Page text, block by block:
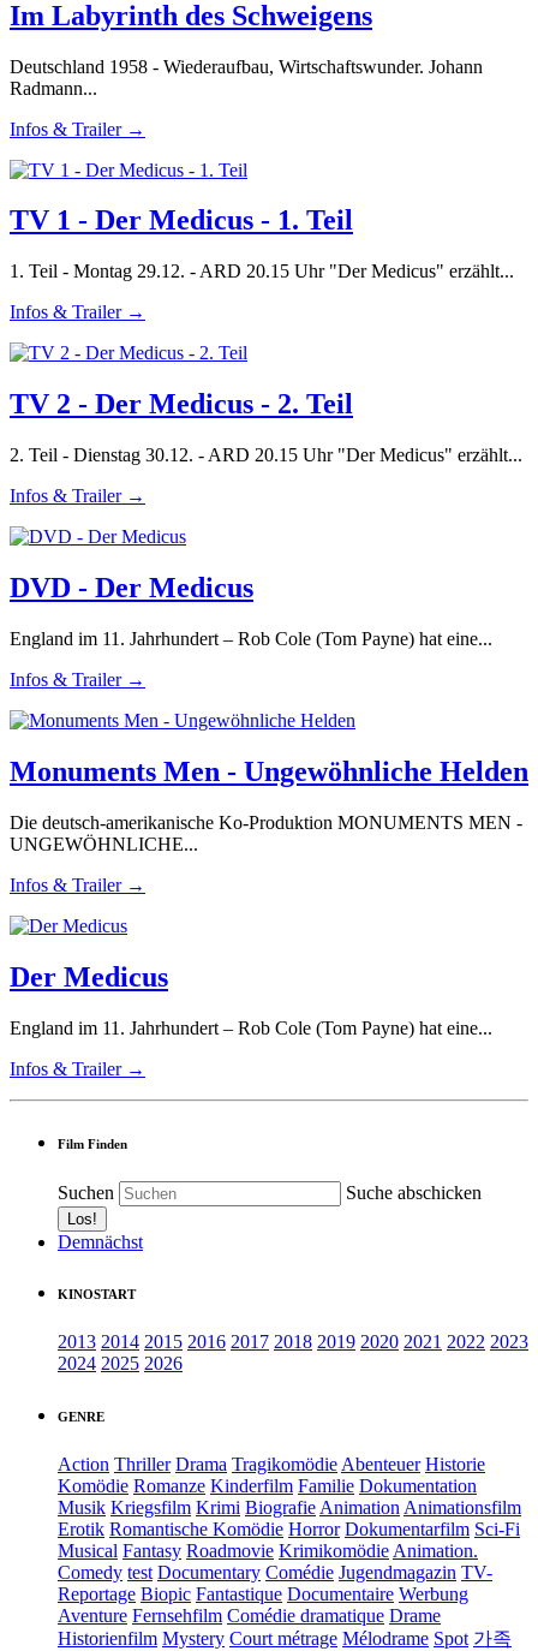
Im Labyrinth des Schweigens
Deutschland 1958 - Wiederaufbau, Wirtschaftswunder. Johann
Radmann...
Infos & Trailer →
TV 1 - Der Medicus - 1. Teil
1. Teil - Montag 29.12. - ARD 20.15 Uhr "Der Medicus" erzählt...
Infos & Trailer →
TV 2 - Der Medicus - 2. Teil
2. Teil - Dienstag 30.12. - ARD 20.15 Uhr "Der Medicus" erzählt...
Infos & Trailer →
DVD - Der Medicus
England im 11. Jahrhundert – Rob Cole (Tom Payne) hat eine...
Infos & Trailer →
Monuments Men - Ungewöhnliche Helden
Die deutsch-amerikanische Ko-Produktion MONUMENTS MEN -
UNGEWÖHNLICHE...
Infos & Trailer →
Der Medicus
England im 11. Jahrhundert – Rob Cole (Tom Payne) hat eine...
Infos & Trailer →
Film Finden
Suchen Suche abschicken
Demnächst
KINOSTART
2013 2014 2015 2016 2017 2018 2019 2020 2021 2022 2023
2024 2025 2026
GENRE
Action Thriller Drama Tragikomödie Abenteuer Historie
Komödie Romanze Kinderfilm Familie Dokumentation
Musik Kriegsfilm Krimi Biografie Animation Animationsfilm
Erotik Romantische Komödie Horror Dokumentarfilm Sci-Fi
Musical Fantasy Roadmovie Krimikomödie Animation.
Comedy test Documentary Comédie Jugendmagazin TV-
Reportage Biopic Fantastique Documentaire Werbung
Aventure Fernsehfilm Comédie dramatique Drame
Historienfilm Mystery Court métrage Mélodrame Spot 가족